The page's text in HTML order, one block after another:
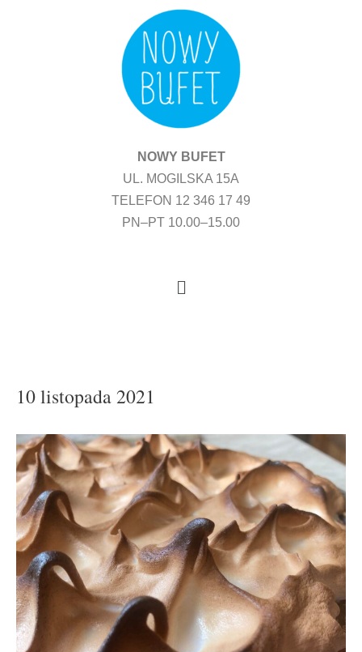
NOWY BUFET
UL. MOGILSKA 15A
TELEFON 12 346 17 49
PN–PT 10.00–15.00
Menu
10 listopada 2021